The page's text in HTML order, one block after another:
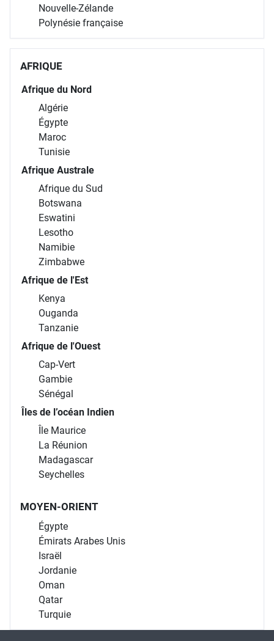
Nouvelle-Zélande
Polynésie française
AFRIQUE
Afrique du Nord
Algérie
Égypte
Maroc
Tunisie
Afrique Australe
Afrique du Sud
Botswana
Eswatini
Lesotho
Namibie
Zimbabwe
Afrique de l'Est
Kenya
Ouganda
Tanzanie
Afrique de l'Ouest
Cap-Vert
Gambie
Sénégal
Îles de l’océan Indien
Île Maurice
La Réunion
Madagascar
Seychelles
MOYEN-ORIENT
Égypte
Émirats Arabes Unis
Israël
Jordanie
Oman
Qatar
Turquie